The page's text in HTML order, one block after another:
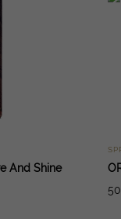
And Shine